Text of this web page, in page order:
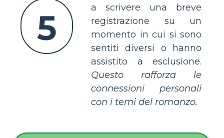
5
a scrivere una breve
registrazione su un
momento in cui si sono
sentiti diversi o hanno
assistito a esclusione.
Questo rafforza le
connessioni personali
con i temi del romanzo.